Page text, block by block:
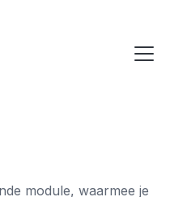
module, waarmee je